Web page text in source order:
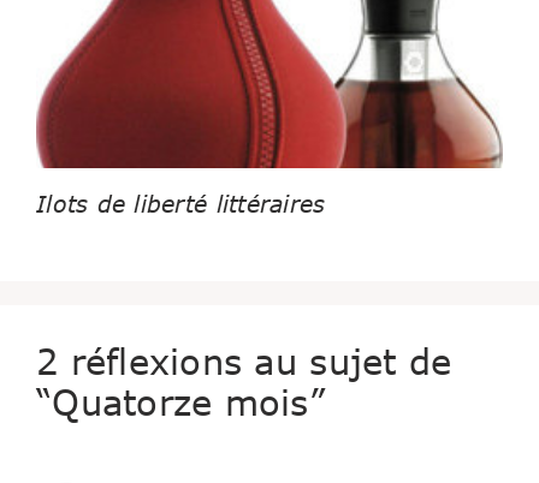
Ilots de liberté littéraires
2 réflexions au sujet de
“Quatorze mois”